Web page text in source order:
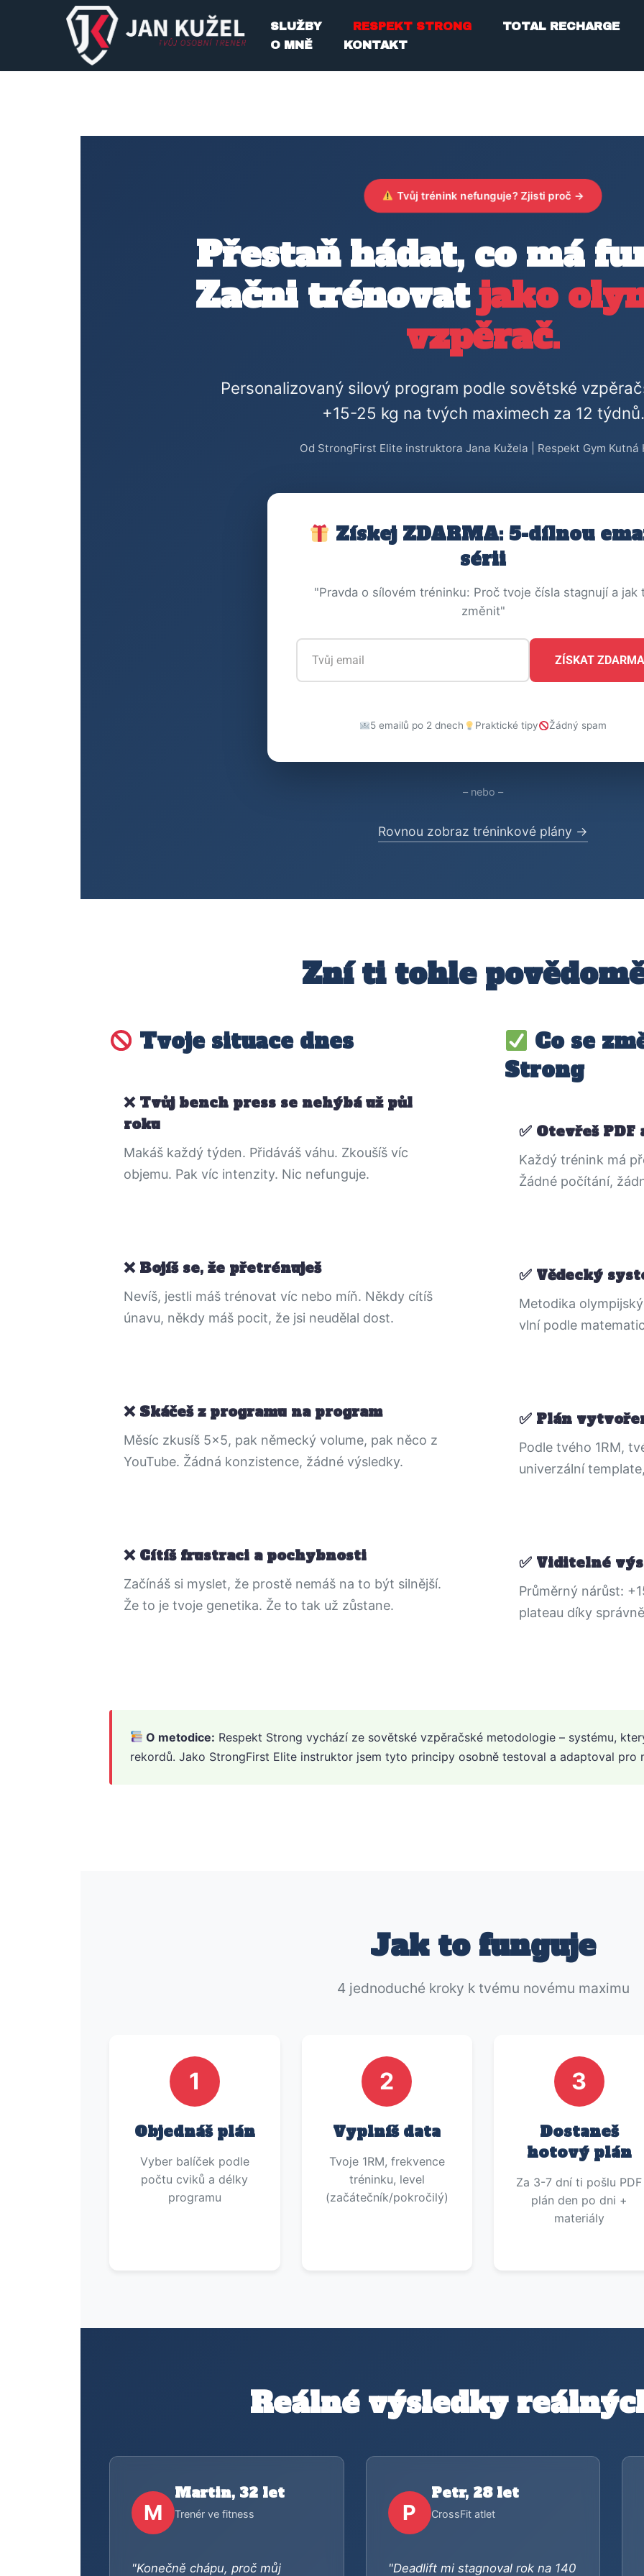
SLUŽBY RESPEKT STRONG
TOTAL RECHARGE
O MNĚ
KONTAKT
Tvůj trénink nefunguje? Zjisti proč →
Přestaň hádat, co má
Začni trénovatjako
vzpěrač.
Personalizovaný silový program podle sovětské
+15-25 kg na tvých maximech za 12 týdnů.
Od StrongFirst Elite instruktora Jana Kužela | Respekt Gym Kutná
Získej ZDARMA: 5-dílnou
sérii
"Pravda o sílovém tréninku: Proč tvoje čísla stagnují a jak
změnit"
ZÍSKAT ZDARMA
5 emailů po 2 dnech Praktické tipy Žádný spam
– nebo –
Rovnou zobraz tréninkové plány →
Zní ti tohle
Tvoje situace dnes
Tvůj bench press se nehýbá už půl
roku
Makáš každý týden. Přidáváš váhu. Zkoušíš víc
objemu. Pak víc intenzity. Nic nefunguje.
Bojíš se, že přetrénuješ
Nevíš, jestli máš trénovat víc nebo míň. Někdy cítíš
únavu, někdy máš pocit, že jsi neudělal dost.
Skáčeš z programu na program
Měsíc zkusíš 5x5, pak německý volume, pak něco z
YouTube. Žádná konzistence, žádné výsledky.
Cítíš frustraci a pochybnosti
Začínáš si myslet, že prostě nemáš na to být silnější.
Že to je tvoje genetika. Že to tak už zůstane.
Co se
Strong
Otevřeš PDF
Každý trénink má
Žádné počítání,
Vědecký
Metodika
vlní podle
Plán
Podle tvého 1RM,
univerzální
Viditelné
Průměrný nárůst:
plateau díky
O metodice: Respekt Strong vychází ze sovětské vzpěračské metodologie – systému,
rekordů. Jako StrongFirst Elite instruktor jsem tyto principy osobně testoval a adaptoval pro
Jak to funguje
4 jednoduché kroky k tvému novému maximu
1
Objednáš plán
Vyber balíček podle
počtu cviků a délky
programu
2
Vyplníš data
Tvoje 1RM, frekvence
tréninku, level
(začátečník/pokročilý)
3
Dostaneš
hotový plán
Za 3-7 dní ti pošlu PDF
plán den po dni +
materiály
Reálné výsledky
M
Martin, 32 let
Trenér ve fitness
"Konečně chápu, proč můj
P
Petr, 28 let
CrossFit atlet
"Deadlift mi stagnoval rok na 140